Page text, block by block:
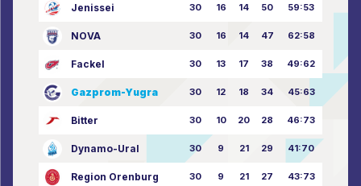
Jenissei 30 16 14 50 59:53
NOVA 30 16 14 47 62:58
Fackel 30 13 17 38 49:62
Gazprom-Yugra 30 12 18 34 45:63
Bitter 30 10 20 28 46:73
Dynamo-Ural 30 9 21 29 41:70
Region Orenburg 30 9 21 27 43:73